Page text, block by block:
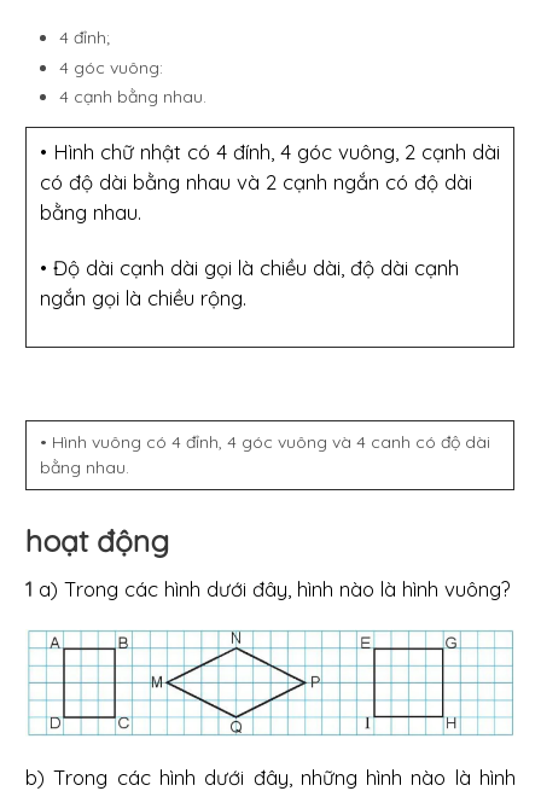
4 đỉnh;
4 góc vuông:
4 cạnh bằng nhau.
• Hình chữ nhật có 4 đính, 4 góc vuông, 2 cạnh dài
có độ dài bằng nhau và 2 cạnh ngắn có độ dài
bằng nhau.
• Độ dài cạnh dài gọi là chiều dài, độ dài cạnh
ngắn gọi là chiều rộng.
• Hình vuông có 4 đỉnh, 4 góc vuông và 4 canh có độ dài
bằng nhau.
hoạt động
1 a) Trong các hình dưới đây, hình nào là hình vuông?
b) Trong các hình dưới đây, những hình nào là hình